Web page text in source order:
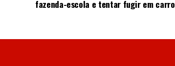
fazenda-escola e tentar fugir em carro